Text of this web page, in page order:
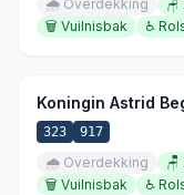
🌧️ Overdekking 🪑
🗑️ Vuilnisbak ♿
Koningin Astrid
323 917
🌧️ Overdekking 🪑
🗑️ Vuilnisbak ♿